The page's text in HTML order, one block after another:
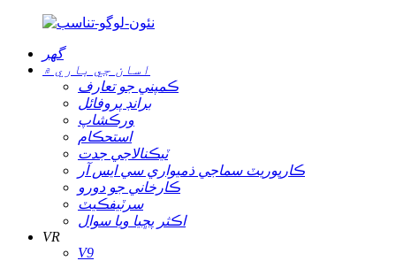
گھر
اسان جي باري ۾
ڪمپني جو تعارف
برانڊ پروفائل
ورڪشاپ
استحڪام
ٽيڪنالاجي جدت
ڪارپوريٽ سماجي ذميواري سي ايس آر
ڪارخاني جو دورو
سرٽيفڪيٽ
اڪثر پڇيا ويا سوال
VR
V9